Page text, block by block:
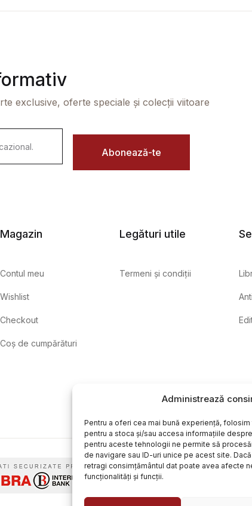
Administrează
Pentru a oferi cea mai bună experiență,
pentru a stoca și/sau accesa informațiile
pentru aceste tehnologii ne permite să
de navigare sau ID-uri unice pe acest site.
retragi consimțământul dat poate avea afecte
funcționalități și funcții.
exclusive, oferte speciale și colecții viitoare
Abonează-te
Magazin
Contul meu
Wishlist
Checkout
Coș de cumpărături
Legături utile
Termeni și condiții